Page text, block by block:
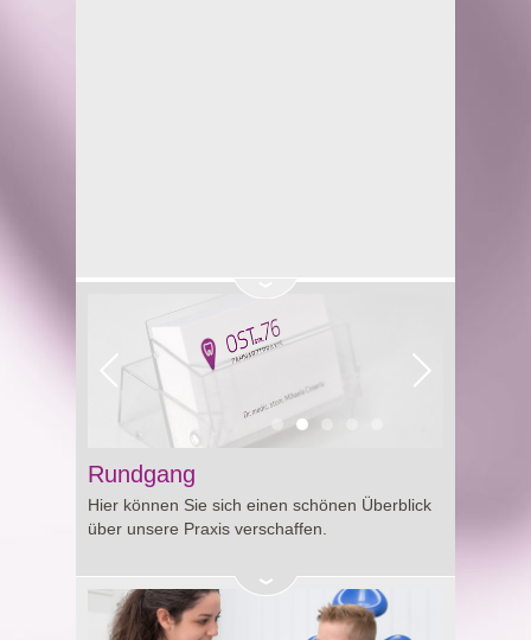
Rundgang
Hier können Sie sich einen schönen Überblick
über unsere Praxis verschaffen.